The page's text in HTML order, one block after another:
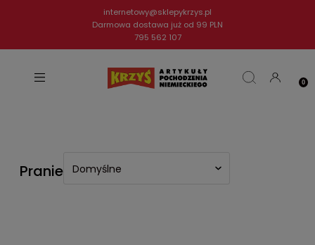
internetowy@sklepykrzys.pl
Darmowa dostawa już od 99 PLN
795 562 107
Pranie